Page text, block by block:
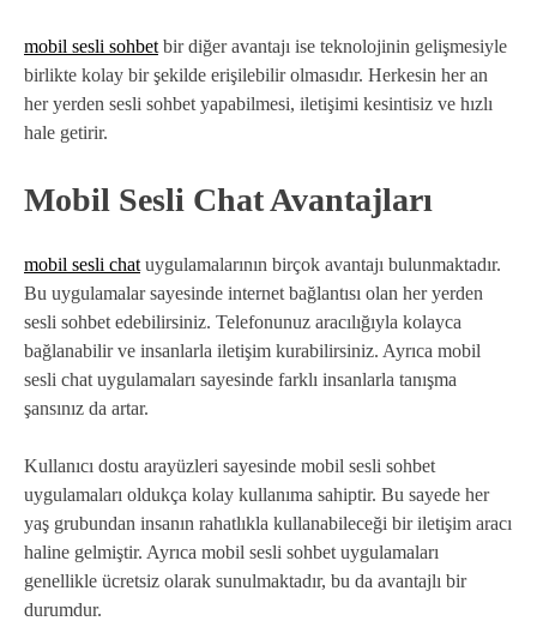
mobil sesli sohbet bir diğer avantajı ise teknolojinin gelişmesiyle
birlikte kolay bir şekilde erişilebilir olmasıdır. Herkesin her an
her yerden sesli sohbet yapabilmesi, iletişimi kesintisiz ve hızlı
hale getirir.
Mobil Sesli Chat Avantajları
mobil sesli chat uygulamalarının birçok avantajı bulunmaktadır.
Bu uygulamalar sayesinde internet bağlantısı olan her yerden
sesli sohbet edebilirsiniz. Telefonunuz aracılığıyla kolayca
bağlanabilir ve insanlarla iletişim kurabilirsiniz. Ayrıca mobil
sesli chat uygulamaları sayesinde farklı insanlarla tanışma
şansınız da artar.
Kullanıcı dostu arayüzleri sayesinde mobil sesli sohbet
uygulamaları oldukça kolay kullanıma sahiptir. Bu sayede her
yaş grubundan insanın rahatlıkla kullanabileceği bir iletişim aracı
haline gelmiştir. Ayrıca mobil sesli sohbet uygulamaları
genellikle ücretsiz olarak sunulmaktadır, bu da avantajlı bir
durumdur.